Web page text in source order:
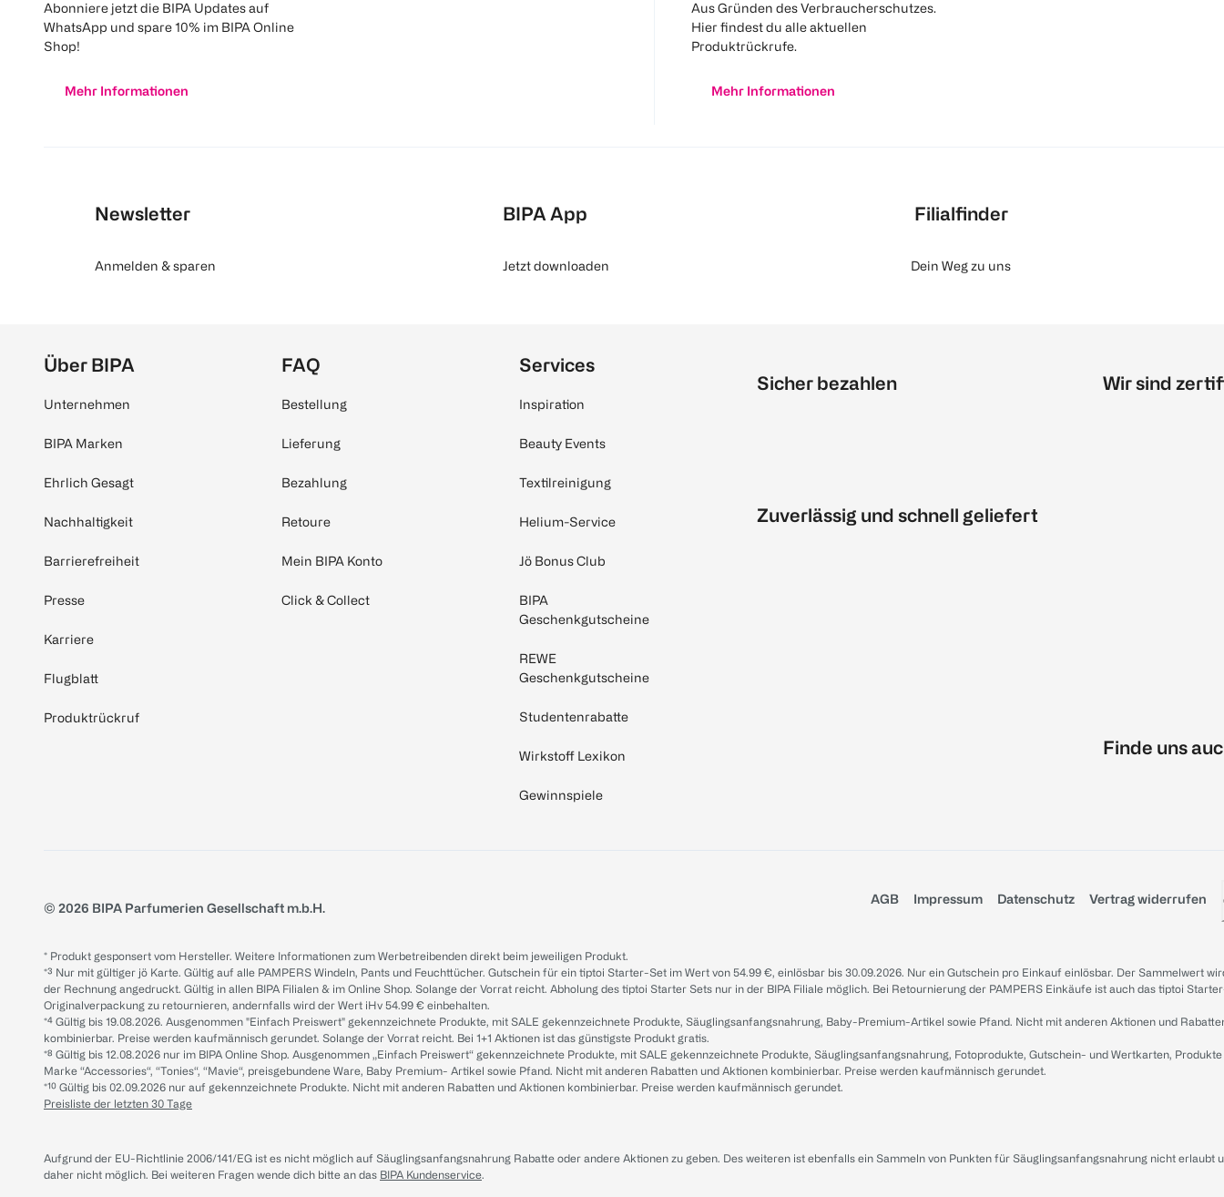
Abonniere jetzt die BIPA Updates auf
WhatsApp und spare 10% im BIPA Online
Shop!
Mehr Informationen
Aus Gründen des Verbraucherschutzes.
Hier findest du alle aktuellen
Produktrückrufe.
Mehr Informationen
Newsletter
Anmelden & sparen
BIPA App
Jetzt downloaden
Filialfinder
Dein Weg zu uns
Über BIPA
Unternehmen
BIPA Marken
Ehrlich Gesagt
Nachhaltigkeit
Barrierefreiheit
Presse
Karriere
Flugblatt
Produktrückruf
FAQ
Bestellung
Lieferung
Bezahlung
Retoure
Mein BIPA Konto
Click & Collect
Services
Inspiration
Beauty Events
Textilreinigung
Helium-Service
Jö Bonus Club
BIPA
Geschenkgutscheine
REWE
Geschenkgutscheine
Studentenrabatte
Wirkstoff Lexikon
Gewinnspiele
Sicher bezahlen
Zuverlässig und schnell geliefert
Wir sind
Finde uns
© 2026 BIPA Parfumerien Gesellschaft m.b.H.
AGB Impressum Datenschutz Vertrag widerrufen
* Produkt gesponsert vom Hersteller. Weitere Informationen zum Werbetreibenden direkt beim jeweiligen Produkt.
*³ Nur mit gültiger jö Karte. Gültig auf alle PAMPERS Windeln, Pants und Feuchttücher. Gutschein für ein tiptoi Starter-Set im Wert von 54.99 €, einlösbar bis 30.09.2026. Nur ein Gutschein pro Einkauf einlösbar. Der Sammelwert
der Rechnung angedruckt. Gültig in allen BIPA Filialen & im Online Shop. Solange der Vorrat reicht. Abholung des tiptoi Starter Sets nur in der BIPA Filiale möglich. Bei Retournierung der PAMPERS Einkäufe ist auch das tiptoi
Originalverpackung zu retournieren, andernfalls wird der Wert iHv 54.99 € einbehalten.
*⁴ Gültig bis 19.08.2026. Ausgenommen "Einfach Preiswert" gekennzeichnete Produkte, mit SALE gekennzeichnete Produkte, Säuglingsanfangsnahrung, Baby-Premium-Artikel sowie Pfand. Nicht mit anderen Aktionen und
kombinierbar. Preise werden kaufmännisch gerundet. Solange der Vorrat reicht. Bei 1+1 Aktionen ist das günstigste Produkt gratis.
*⁸ Gültig bis 12.08.2026 nur im BIPA Online Shop. Ausgenommen „Einfach Preiswert“ gekennzeichnete Produkte, mit SALE gekennzeichnete Produkte, Säuglingsanfangsnahrung, Fotoprodukte, Gutschein- und Wertkarten,
Marke “Accessories“, “Tonies“, “Mavie“, preisgebundene Ware, Baby Premium- Artikel sowie Pfand. Nicht mit anderen Rabatten und Aktionen kombinierbar. Preise werden kaufmännisch gerundet.
*¹⁰ Gültig bis 02.09.2026 nur auf gekennzeichnete Produkte. Nicht mit anderen Rabatten und Aktionen kombinierbar. Preise werden kaufmännisch gerundet.
Preisliste der letzten 30 Tage
Aufgrund der EU-Richtlinie 2006/141/EG ist es nicht möglich auf Säuglingsanfangsnahrung Rabatte oder andere Aktionen zu geben. Des weiteren ist ebenfalls ein Sammeln von Punkten für Säuglingsanfangsnahrung nicht erlaubt
daher nicht möglich. Bei weiteren Fragen wende dich bitte an das BIPA Kundenservice.